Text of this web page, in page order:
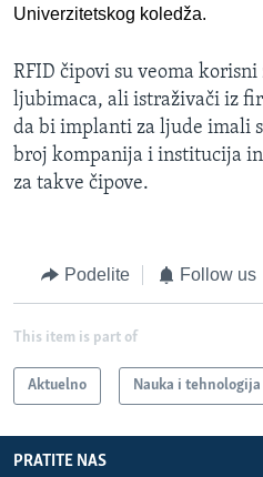
Univerzitetskog koledža.
RFID čipovi su veoma
ljubimaca, ali istraživači iz
da bi implanti za ljude imali
broj kompanija i institucija
za takve čipove.
Podelite Follow us
This item is part of
Aktuelno Nauka i tehnologija
PRATITE NAS